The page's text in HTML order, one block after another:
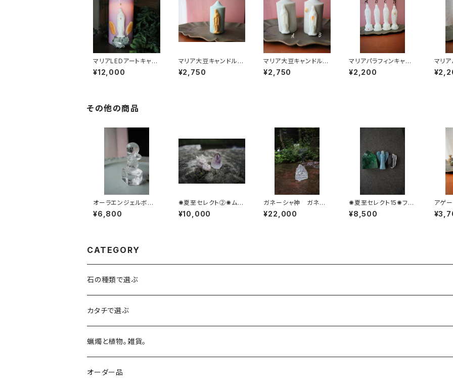
マリアLEDアートキャン
ドル Lサイズ ラベン
ダーピンク
¥12,000
マリア大豆キャンドル
blue & gold
¥2,750
マリア大豆キャンドル
グレー
¥2,750
マリアパラフィンキャン
ドル ピュアホワイト
¥2,200
マリア
ドル
その他の商品
オーラエンジェルボー
イ オーラクオーツ
¥6,800
✺夏至セレクト②✺ムー
ンストーンドラゴン
¥10,000
ガネーシャ神 ガネー
シュヒマール1
¥22,000
✺夏至セレクト15✺フロ
ーライト＆トロレアイト
の天使
¥8,500
アゲ
CATEGORY
石の種類で選ぶ
ピンクオパール
スギライト
オーラクオーツ
カタチで選ぶ
動物
ねこ
タワー
蝋燭と植物。雑貨。
キャンドル
オーダー品